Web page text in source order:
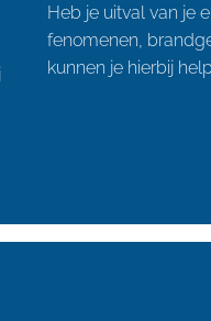
Heb je uitval van je
fenomenen,
kunnen je hierbij